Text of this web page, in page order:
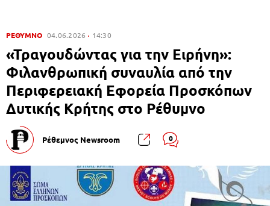
ΡΕΘΥΜΝΟ 04.06.2026 14:30
«Τραγουδώντας για την Ειρήνη»:
Φιλανθρωπική συναυλία από την
Περιφερειακή Εφορεία Προσκόπων
Δυτικής Κρήτης στο Ρέθυμνο
Ρέθεμνος Newsroom 0